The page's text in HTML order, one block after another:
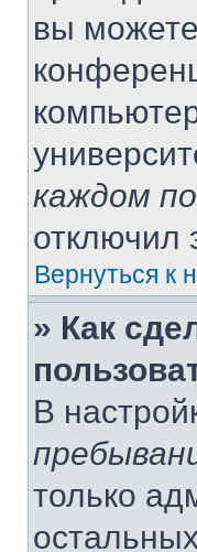
вы
каждом
отключил
Вернуться к
» Как
В
только